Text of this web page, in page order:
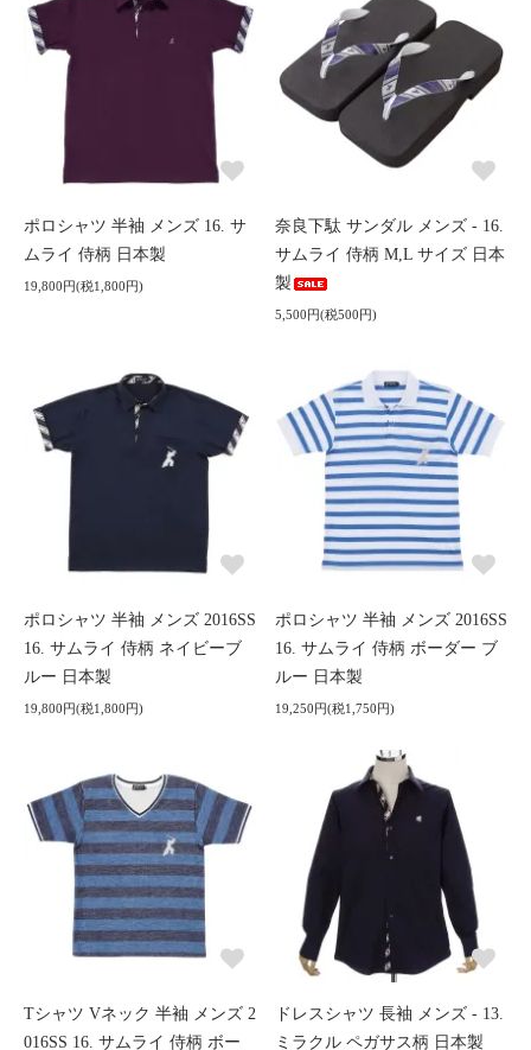
ポロシャツ 半袖 メンズ 16. サ
ムライ 侍柄 日本製
19,800円(税1,800円)
奈良下駄 サンダル メンズ - 16.
サムライ 侍柄 M,L サイズ 日本
製
5,500円(税500円)
ポロシャツ 半袖 メンズ 2016SS
16. サムライ 侍柄 ネイビーブ
ルー 日本製
19,800円(税1,800円)
ポロシャツ 半袖 メンズ 2016SS
16. サムライ 侍柄 ボーダー ブ
ルー 日本製
19,250円(税1,750円)
Tシャツ Vネック 半袖 メンズ 2
016SS 16. サムライ 侍柄 ボー
ドレスシャツ 長袖 メンズ - 13.
ミラクル ペガサス柄 日本製